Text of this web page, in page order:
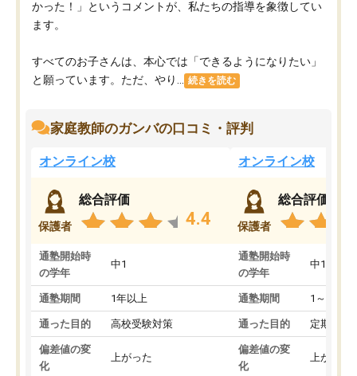
かった！」というコメントが、私たちの指導を象徴してい
ます。
すべてのお子さんは、本心では「できるようになりたい」
と願っています。ただ、やり...
続きを読む
家庭教師のガンバの口コミ・評判
オンライン校
保護者
総合評価
4.4
通塾開始時
の学年
中1
通塾期間 1年以上
通った目的 高校受験対策
偏差値の変
化
上がった
オンライン校
保護者
総合評価
通塾開始時
の学年
中1
通塾期間 1～3ヵ月
通った目的 定期テス
偏差値の変
化
上がった